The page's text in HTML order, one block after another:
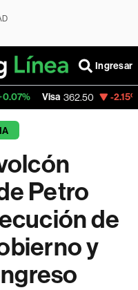
Ingresar
362.50 -2.15%
Petro
de
y